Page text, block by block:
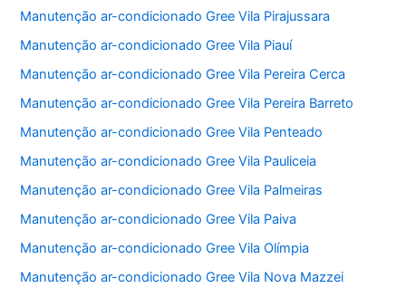
Manutenção ar-condicionado Gree Vila Pirajussara
Manutenção ar-condicionado Gree Vila Piauí
Manutenção ar-condicionado Gree Vila Pereira Cerca
Manutenção ar-condicionado Gree Vila Pereira Barreto
Manutenção ar-condicionado Gree Vila Penteado
Manutenção ar-condicionado Gree Vila Pauliceia
Manutenção ar-condicionado Gree Vila Palmeiras
Manutenção ar-condicionado Gree Vila Paiva
Manutenção ar-condicionado Gree Vila Olímpia
Manutenção ar-condicionado Gree Vila Nova Mazzei